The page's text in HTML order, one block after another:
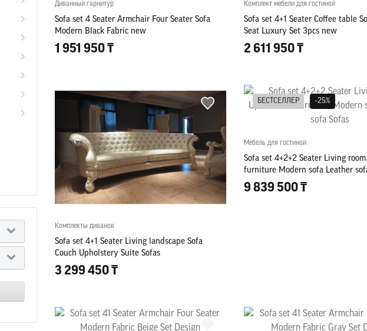
Диванный гарнитур
Sofa set 4 Seater Armchair Four Seater Sofa
Modern Black Fabric new
1 951 950 ₸
Комплект мебели для гостиной
Sofa set 4+1 Seater Coffee table
Seat Luxury Set 3pcs new
2 611 950 ₸
Комплекты диванов
Sofa set 4+1 Seater Living landscape Sofa
Couch Upholstery Suite Sofas
3 299 450 ₸
БЕСТСЕЛЛЕР –25%
Мебель для гостиной
Sofa set 4+2+2 Seater Living
furniture Modern sofa Leather
9 839 500 ₸